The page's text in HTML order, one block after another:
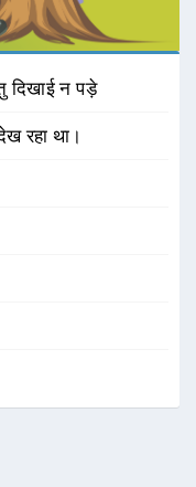
दिखाई न पड़े
रहा था।